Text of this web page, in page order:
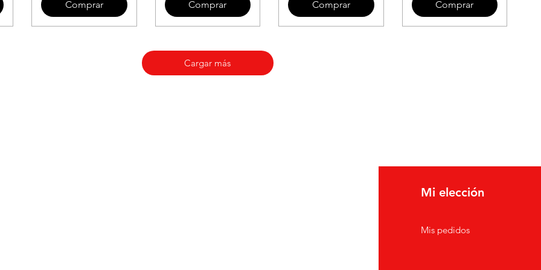
Comprar Comprar Comprar Comprar
Cargar más
Mi elección
Mis pedidos